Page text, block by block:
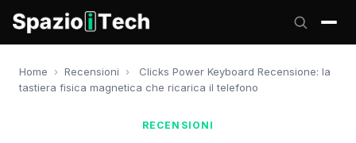
Home › Recensioni ›
Clicks Power Keyboard Recensione: la
tastiera fisica magnetica che ricarica il telefono
RECENSIONI